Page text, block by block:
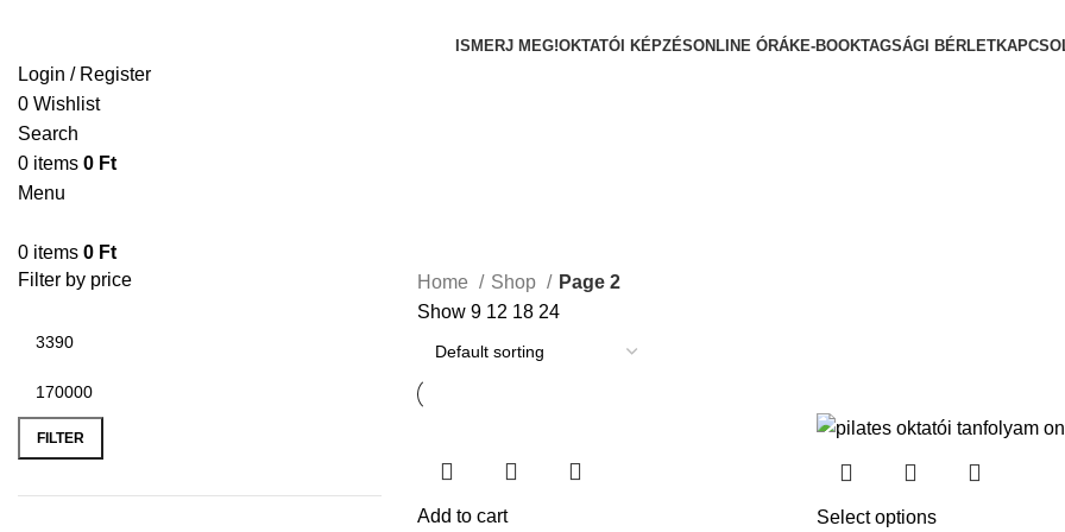
ISMERJ MEG!OKTATÓI KÉPZÉSONLINE ÓRÁKE-BOOKTAGSÁGI BÉRLET
Login / Register
0 Wishlist
Search
0 items 0 Ft
Menu
0 items 0 Ft
Filter by price
FILTER
Home Shop
Page 2
Show 9 12 18 24
Add to cart Select options